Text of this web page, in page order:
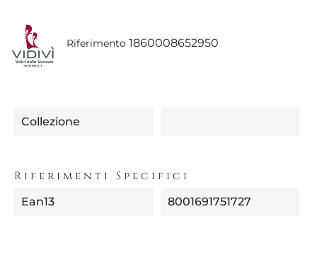
Riferimento 1860008652950
Collezione
Riferimenti Specifici
Ean13 8001691751727